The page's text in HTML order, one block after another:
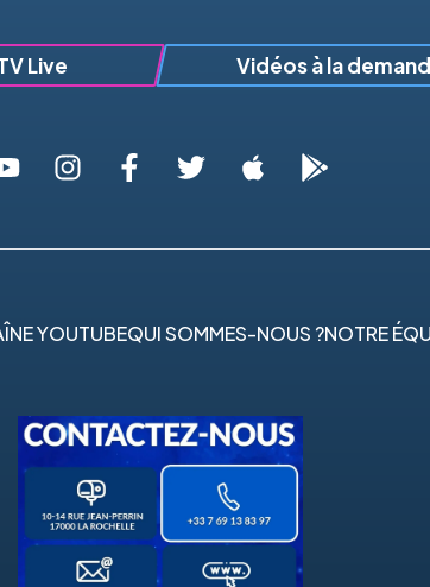
Live Vidéos à la
YOUTUBEQUI SOMMES-NOUS ?NOTRE